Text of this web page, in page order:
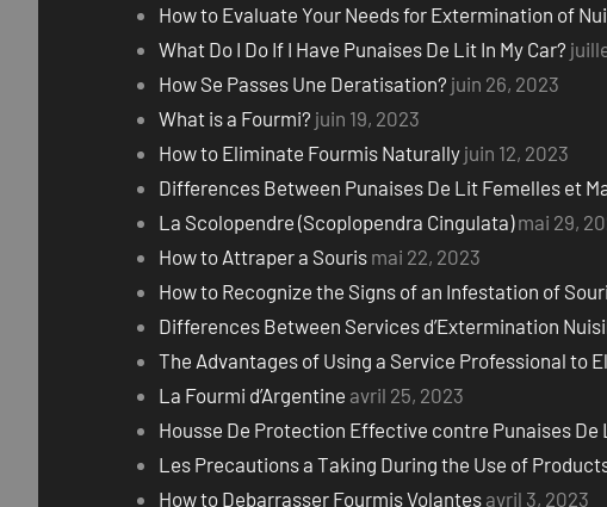
How to Evaluate Your Needs for Extermination of
What Do I Do If I Have Punaises De Lit In My Car?
How Se Passes Une Deratisation? juin 26, 2023
What is a Fourmi? juin 19, 2023
How to Eliminate Fourmis Naturally juin 12, 2023
Differences Between Punaises De Lit Femelles et
La Scolopendre (Scoplopendra Cingulata)mai 29,
How to Attraper a Souris mai 22, 2023
How to Recognize the Signs of an Infestation of
Differences Between Services d’Extermination
The Advantages of Using a Service Professional to
La Fourmi d’Argentine avril 25, 2023
Housse De Protection Effective contre Punaises De
Les Precautions a Taking During the Use of
How to Debarrasser Fourmis Volantes avril 3, 2023